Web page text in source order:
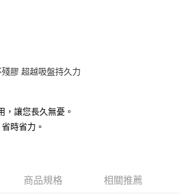
簡訊認證，即可結帳。
膠 超越吸盤持久力
，讓您長久無憂。
時省力。
商品規格 相關推薦